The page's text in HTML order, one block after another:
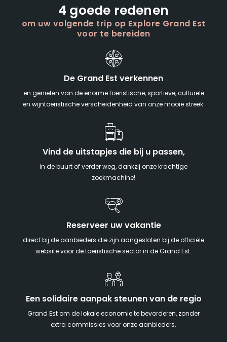
4 goede redenen
om uw volgende trip op Explore Grand Est
voor te bereiden
De Grand Est verkennen
en genieten van de enorme toeristische, sportieve, culturele
en wijntoeristische verscheidenheid van onze mooie streek.
Vind de uitstapjes die bij u passen,
in de buurt of verder weg, dankzij onze krachtige
zoekmachine!
Reserveer uw vakantie
direct bij de aanbieders die zijn aangesloten bij de officiële
website voor de toeristische sector in de Grand Est.
Een solidaire aanpak steunen van de regio
Grand Est om de lokale economie te bevorderen, zonder
extra commissies voor onze aanbieders.